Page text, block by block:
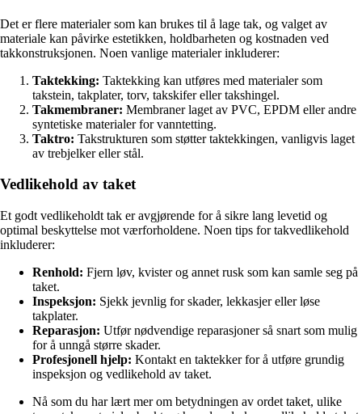
Det er flere materialer som kan brukes til å lage tak, og valget av
materiale kan påvirke estetikken, holdbarheten og kostnaden ved
takkonstruksjonen. Noen vanlige materialer inkluderer:
Taktekking: Taktekking kan utføres med materialer som
takstein, takplater, torv, takskifer eller takshingel.
Takmembraner: Membraner laget av PVC, EPDM eller andre
syntetiske materialer for vanntetting.
Taktro: Takstrukturen som støtter taktekkingen, vanligvis laget
av trebjelker eller stål.
Vedlikehold av taket
Et godt vedlikeholdt tak er avgjørende for å sikre lang levetid og
optimal beskyttelse mot værforholdene. Noen tips for takvedlikehold
inkluderer:
Renhold: Fjern løv, kvister og annet rusk som kan samle seg på
taket.
Inspeksjon: Sjekk jevnlig for skader, lekkasjer eller løse
takplater.
Reparasjon: Utfør nødvendige reparasjoner så snart som mulig
for å unngå større skader.
Profesjonell hjelp: Kontakt en taktekker for å utføre grundig
inspeksjon og vedlikehold av taket.
Nå som du har lært mer om betydningen av ordet taket, ulike